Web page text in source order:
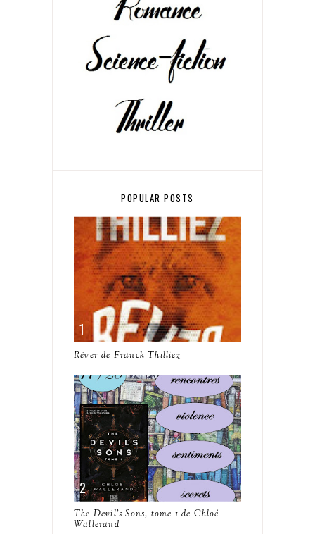
POPULAR POSTS
Rêver de Franck Thilliez
The Devil's Sons, tome 1 de Chloé
Wallerand